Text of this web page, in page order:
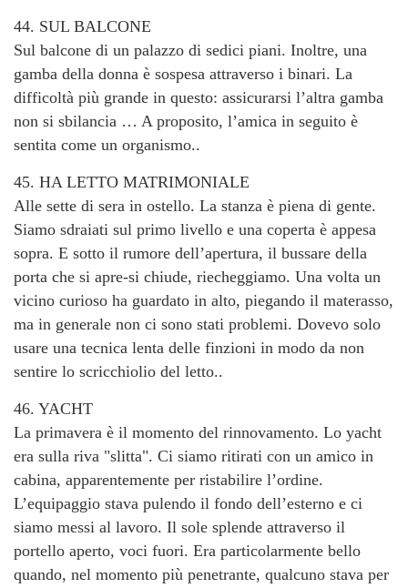
44. SUL BALCONE
Sul balcone di un palazzo di sedici piani. Inoltre, una
gamba della donna è sospesa attraverso i binari. La
difficoltà più grande in questo: assicurarsi l’altra gamba
non si sbilancia … A proposito, l’amica in seguito è
sentita come un organismo..
45. HA LETTO MATRIMONIALE
Alle sette di sera in ostello. La stanza è piena di gente.
Siamo sdraiati sul primo livello e una coperta è appesa
sopra. E sotto il rumore dell’apertura, il bussare della
porta che si apre-si chiude, riecheggiamo. Una volta un
vicino curioso ha guardato in alto, piegando il materasso,
ma in generale non ci sono stati problemi. Dovevo solo
usare una tecnica lenta delle finzioni in modo da non
sentire lo scricchiolio del letto..
46. ​​YACHT
La primavera è il momento del rinnovamento. Lo yacht
era sulla riva "slitta". Ci siamo ritirati con un amico in
cabina, apparentemente per ristabilire l’ordine.
L’equipaggio stava pulendo il fondo dell’esterno e ci
siamo messi al lavoro. Il sole splende attraverso il
portello aperto, voci fuori. Era particolarmente bello
quando, nel momento più penetrante, qualcuno stava per